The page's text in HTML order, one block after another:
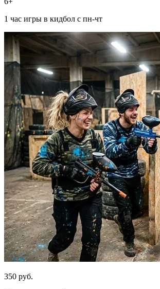
1 час игры в кидбол с пн-чт
350 руб.